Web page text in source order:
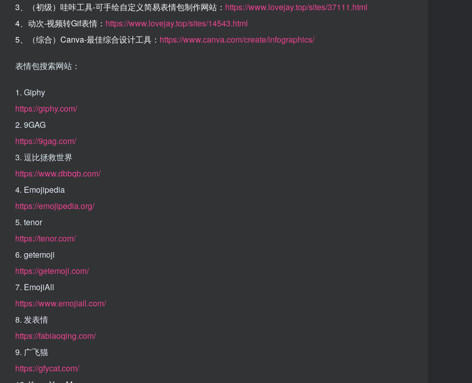
3、（初级）哇咔工具-可手绘自定义简易表情包制作网站： https://www.lovejay.top/sites/37111.html
4、动次-视频转Gif表情： https://www.lovejay.top/sites/14543.html
5、（综合）Canva-最佳综合设计工具： https://www.canva.com/create/infographics/
表情包搜索网站：
1. Giphy
https://giphy.com/
2. 9GAG
https://9gag.com/
3. 逗比拯救世界
https://www.dbbqb.com/
4. Emojipedia
https://emojipedia.org/
5. tenor
https://tenor.com/
6. getemoji
https://getemoji.com/
7. EmojiAll
https://www.emojiall.com/
8. 发表情
https://fabiaoqing.com/
9. 广飞猫
https://gfycat.com/